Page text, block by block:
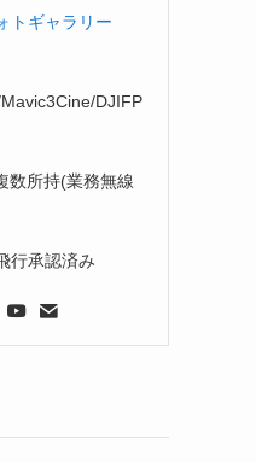
トギャラリー
DJIFP
数所持(業務無線
行承認済み